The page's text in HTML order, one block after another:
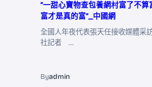
“一甜心寶物查包養網村富了不算
富才是真的富”_中國網
全國人年夜代表張天任接收媒體
社記者 …
Byadmin